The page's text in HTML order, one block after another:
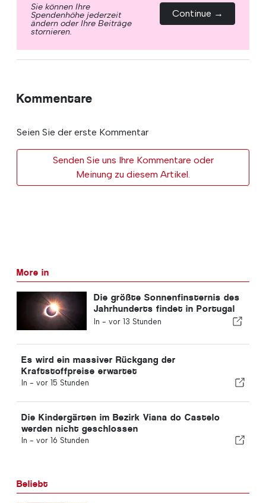
Sie können Ihre
Spendenhöhe jederzeit
ändern oder Ihre Beiträge
stornieren.
Continue →
Kommentare
Seien Sie der erste Kommentar
Senden Sie uns Ihre Kommentare oder
Meinung zu diesem Artikel.
More in
Die größte Sonnenfinsternis des
Jahrhunderts findet in Portugal
statt
In - vor 13 Stunden
Es wird ein massiver Rückgang der
Kraftstoffpreise erwartet
In - vor 15 Stunden
Die Kindergärten im Bezirk Viana do Castelo
werden nicht geschlossen
In - vor 16 Stunden
Beliebt